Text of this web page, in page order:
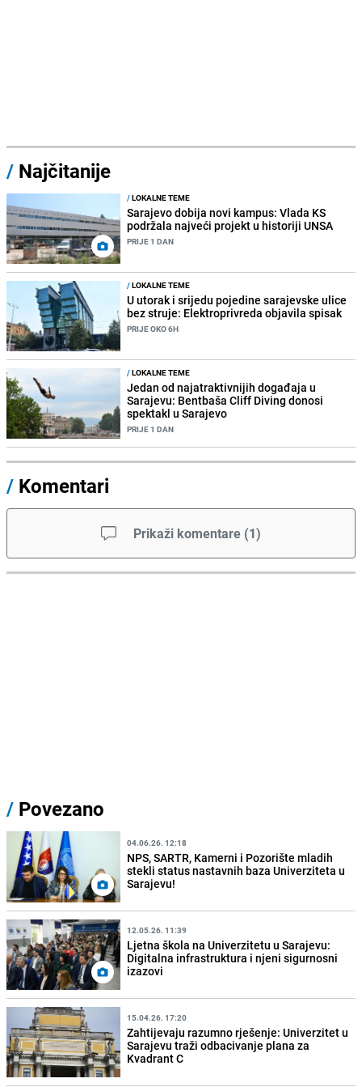
/ Najčitanije
/LOKALNE TEME
Sarajevo dobija novi kampus: Vlada KS
podržala najveći projekt u historiji UNSA
PRIJE 1 DAN
/LOKALNE TEME
U utorak i srijedu pojedine sarajevske ulice
bez struje: Elektroprivreda objavila spisak
PRIJE OKO 6H
/LOKALNE TEME
Jedan od najatraktivnijih događaja u
Sarajevu: Bentbaša Cliff Diving donosi
spektakl u Sarajevo
PRIJE 1 DAN
/ Komentari
Prikaži komentare (1)
/ Povezano
04.06.26. 12:18
NPS, SARTR, Kamerni i Pozorište mladih
stekli status nastavnih baza Univerziteta u
Sarajevu!
12.05.26. 11:39
Ljetna škola na Univerzitetu u Sarajevu:
Digitalna infrastruktura i njeni sigurnosni
izazovi
15.04.26. 17:20
Zahtijevaju razumno rješenje: Univerzitet u
Sarajevu traži odbacivanje plana za
Kvadrant C